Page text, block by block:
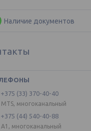
Наличие документов
+375 (33) 370-40-40
MTS, многоканальный
+375 (44) 540-40-88
А1, многоканальный